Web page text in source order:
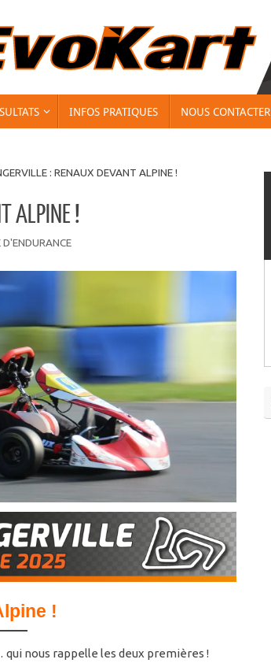
INFOS PRATIQUES NOUS CONTACTER
: RENAUX DEVANT ALPINE !
ALPINE !
!
nous rappelle les deux premières !